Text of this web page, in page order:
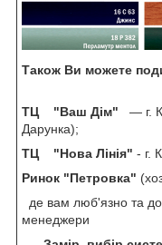
Також Ви можете
ТЦ "Ваш Дім" — г.
Дарунка);
ТЦ "Нова Лінія" - г.
Ринок "Петровка"
де вам люб'язно та
менеджери